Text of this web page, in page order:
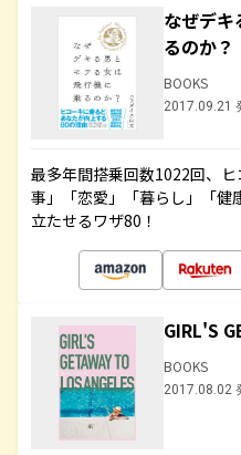
なぜデキ
るのか？
BOOKS
2017.09.21
最多年間搭乗回数1022回、
事」「恋愛」「暮らし」「健
立たせるワザ80！
GIRL'S
BOOKS
2017.08.02